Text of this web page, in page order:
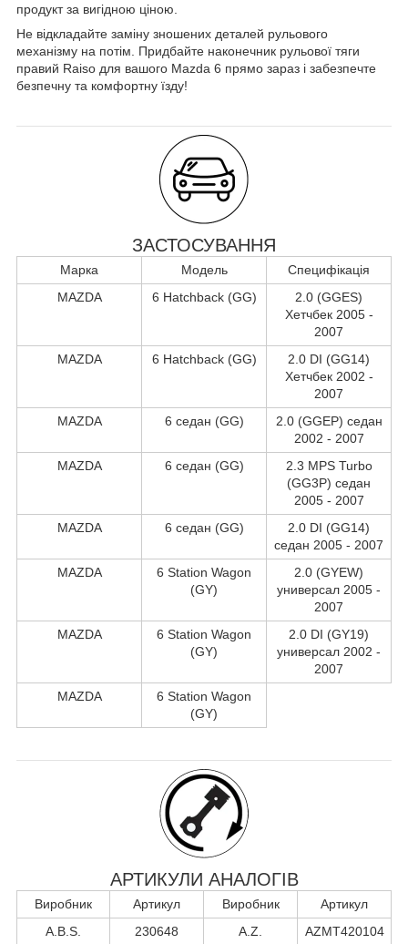
продукт за вигідною ціною.
Не відкладайте заміну зношених деталей рульового
механізму на потім. Придбайте наконечник рульової тяги
правий Raiso для вашого Mazda 6 прямо зараз і забезпечте
безпечну та комфортну їзду!
ЗАСТОСУВАННЯ
Марка Модель
Специфікація
MAZDA
6 Hatchback (GG)
2.0 (GGES)
Хетчбек 2005 -
2007
MAZDA
6 Hatchback (GG)
2.0 DI (GG14)
Хетчбек 2002 -
2007
MAZDA
6 седан (GG)
2.0 (GGEP) седан
2002 - 2007
MAZDA
6 седан (GG)
2.3 MPS Turbo
(GG3P) седан
2005 - 2007
MAZDA
6 седан (GG)
2.0 DI (GG14)
седан 2005 - 2007
MAZDA
6 Station Wagon
(GY)
2.0 (GYEW)
универсал 2005 -
2007
MAZDA
6 Station Wagon
(GY)
2.0 DI (GY19)
универсал 2002 -
2007
MAZDA
6 Station Wagon
(GY)
АРТИКУЛИ АНАЛОГІВ
Виробник Артикул Виробник
Артикул
A.B.S.
230648
A.Z.
AZMT420104